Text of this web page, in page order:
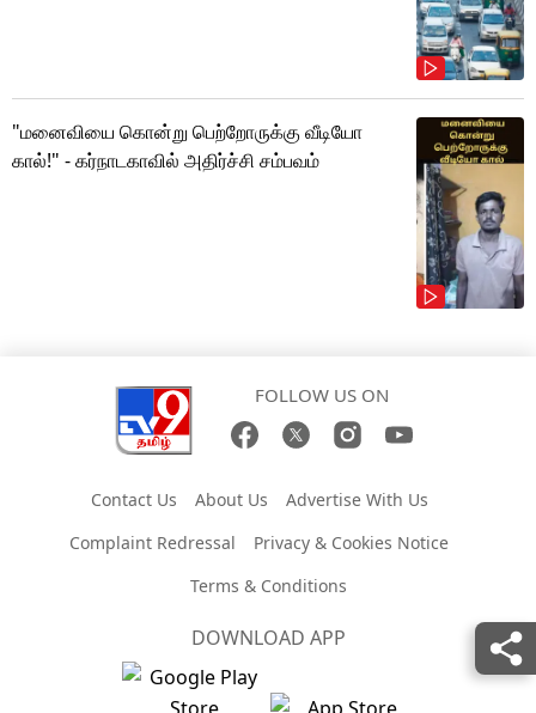
"மனைவியை கொன்று பெற்றோருக்கு வீடியோ
கால்!" - கர்நாடகாவில் அதிர்ச்சி சம்பவம்
FOLLOW US ON
Contact Us About Us
Advertise With Us
Complaint Redressal
Privacy & Cookies Notice
Terms & Conditions
DOWNLOAD APP